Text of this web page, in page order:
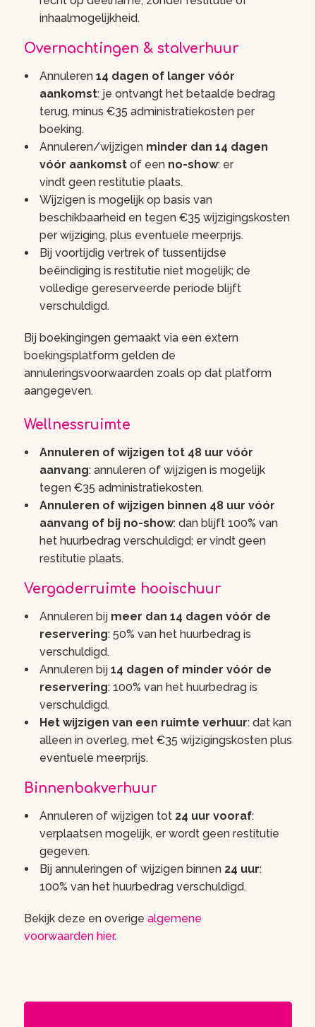
inhaalmogelijkheid.
Overnachtingen & stalverhuur
Annuleren 14 dagen of langer vóór
aankomst: je ontvangt het betaalde bedrag
terug, minus €35 administratiekosten per
boeking.
Annuleren/wijzigen minder dan 14 dagen
vóór aankomstof een no-show: er
vindt geen restitutie plaats.
Wijzigen is mogelijk op basis van
beschikbaarheid en tegen €35 wijzigingskosten
per wijziging, plus eventuele meerprijs.
Bij voortijdig vertrek of tussentijdse
beëindiging is restitutie niet mogelijk; de
volledige gereserveerde periode blijft
verschuldigd.
Bij boekingingen gemaakt via een extern
boekingsplatform gelden de
annuleringsvoorwaarden zoals op dat platform
aangegeven.
Wellnessruimte
Annuleren of wijzigen tot 48 uur vóór
aanvang: annuleren of wijzigen is mogelijk
tegen €35 administratiekosten.
Annuleren of wijzigen binnen 48 uur vóór
aanvang of bij no-show: dan blijft 100% van
het huurbedrag verschuldigd; er vindt geen
restitutie plaats.
Vergaderruimte hooischuur
Annuleren bijmeer dan 14 dagen vóór de
reservering: 50% van het huurbedrag is
verschuldigd.
Annuleren bij 14 dagen of minder vóór de
reservering: 100% van het huurbedrag is
verschuldigd.
Het wijzigen van een ruimte verhuur: dat kan
alleen in overleg, met €35 wijzigingskosten plus
eventuele meerprijs.
Binnenbakverhuur
Annuleren of wijzigen tot 24 uur vooraf:
verplaatsen mogelijk, er wordt geen restitutie
gegeven.
Bij annuleringen of wijzigen binnen 24 uur:
100% van het huurbedrag verschuldigd.
Bekijk deze en overige algemene
voorwaarden hier.